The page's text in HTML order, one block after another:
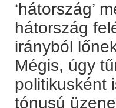
‘hátország’
hátország
irányból
Mégis, úgy
politikusként
tónusú